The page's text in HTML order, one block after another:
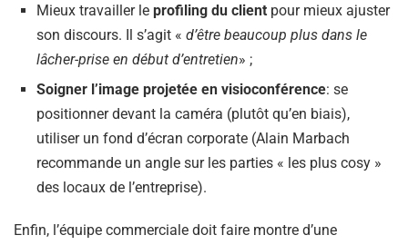
Mieux travailler le profiling du client pour mieux ajuster
son discours. Il s’agit « d’être beaucoup plus dans le
lâcher-prise en début d’entretien» ;
Soigner l’image projetée en visioconférence: se
positionner devant la caméra (plutôt qu’en biais),
utiliser un fond d’écran corporate (Alain Marbach
recommande un angle sur les parties « les plus cosy »
des locaux de l’entreprise).
Enfin, l’équipe commerciale doit faire montre d’une